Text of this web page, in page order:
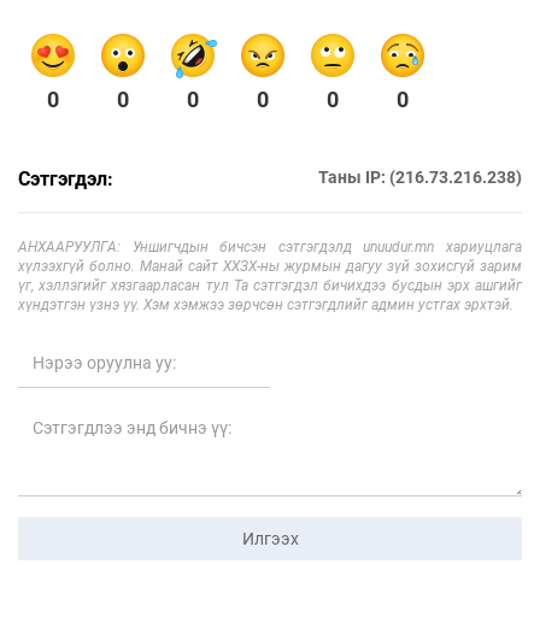
0 0 0 0 0 0
Сэтгэгдэл: Таны IP: (216.73.216.238)
АНХААРУУЛГА: Уншигчдын бичсэн сэтгэгдэлд unuudur.mn хариуцлага
хүлээхгүй болно. Манай сайт ХХЗХ-ны журмын дагуу зүй зохисгүй зарим
үг, хэллэгийг хязгаарласан тул Та сэтгэгдэл бичихдээ бусдын эрх ашгийг
хүндэтгэн үзнэ үү. Хэм хэмжээ зөрчсөн сэтгэгдлийг админ устгах эрхтэй.
Илгээх